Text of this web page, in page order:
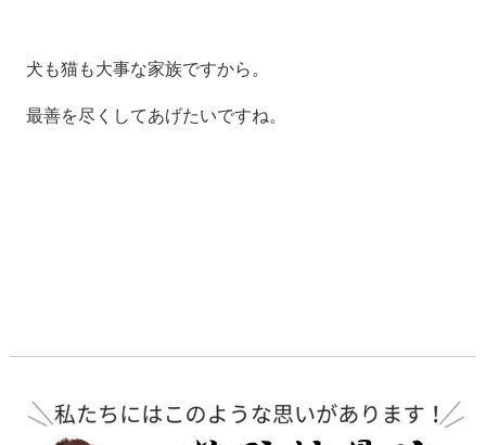
犬も猫も大事な家族ですから。
最善を尽くしてあげたいですね。